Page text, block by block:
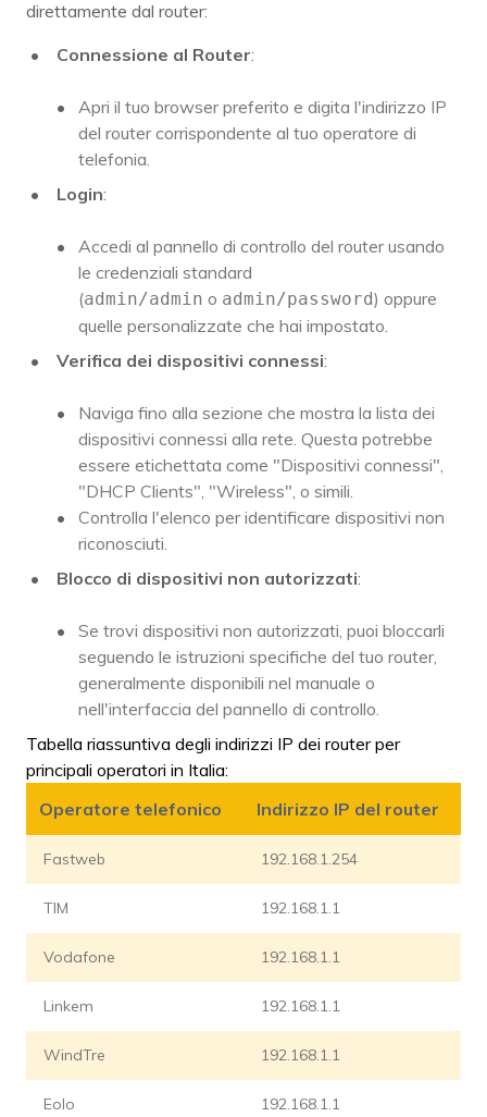
direttamente dal router:
Connessione al Router:
Apri il tuo browser preferito e digita l'indirizzo IP
del router corrispondente al tuo operatore di
telefonia.
Login:
Accedi al pannello di controllo del router usando
le credenziali standard
(admin/admin o admin/password) oppure
quelle personalizzate che hai impostato.
Verifica dei dispositivi connessi:
Naviga fino alla sezione che mostra la lista dei
dispositivi connessi alla rete. Questa potrebbe
essere etichettata come "Dispositivi connessi",
"DHCP Clients", "Wireless", o simili.
Controlla l'elenco per identificare dispositivi non
riconosciuti.
Blocco di dispositivi non autorizzati:
Se trovi dispositivi non autorizzati, puoi bloccarli
seguendo le istruzioni specifiche del tuo router,
generalmente disponibili nel manuale o
nell'interfaccia del pannello di controllo.
Tabella riassuntiva degli indirizzi IP dei router per
principali operatori in Italia:
Operatore telefonico
Indirizzo IP del router
Fastweb 192.168.1.254
TIM 192.168.1.1
Vodafone 192.168.1.1
Linkem 192.168.1.1
WindTre 192.168.1.1
Eolo 192.168.1.1